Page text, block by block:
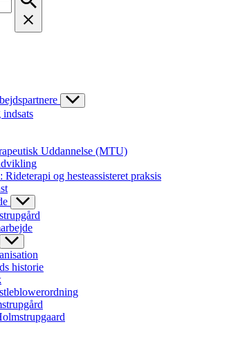
Uddannelse (MTU)
og hesteassisteret praksis
historie